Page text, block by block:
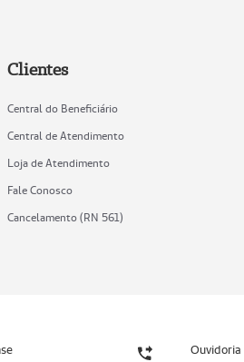
Clientes
Central do Beneficiário
Central de Atendimento
Loja de Atendimento
Fale Conosco
Cancelamento (RN 561)
Ouvidoria